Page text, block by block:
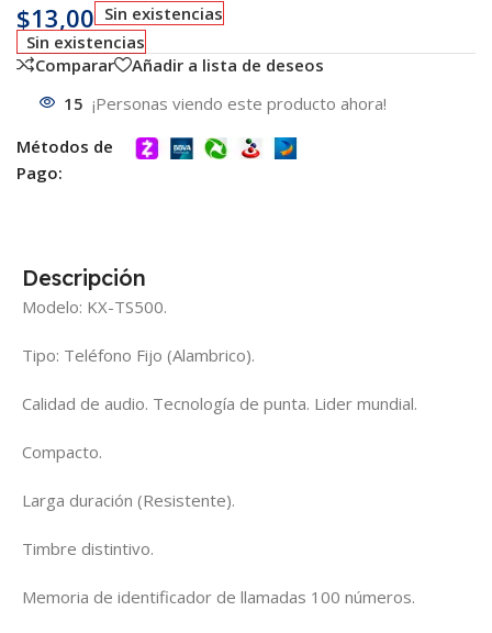
$13,00 Sin existencias
Sin existencias
Comparar
Añadir a lista de deseos
15 ¡Personas viendo este producto ahora!
Métodos de
Pago:
Descripción
Modelo: KX-TS500.
Tipo: Teléfono Fijo (Alambrico).
Calidad de audio. Tecnología de punta. Lider mundial.
Compacto.
Larga duración (Resistente).
Timbre distintivo.
Memoria de identificador de llamadas 100 números.